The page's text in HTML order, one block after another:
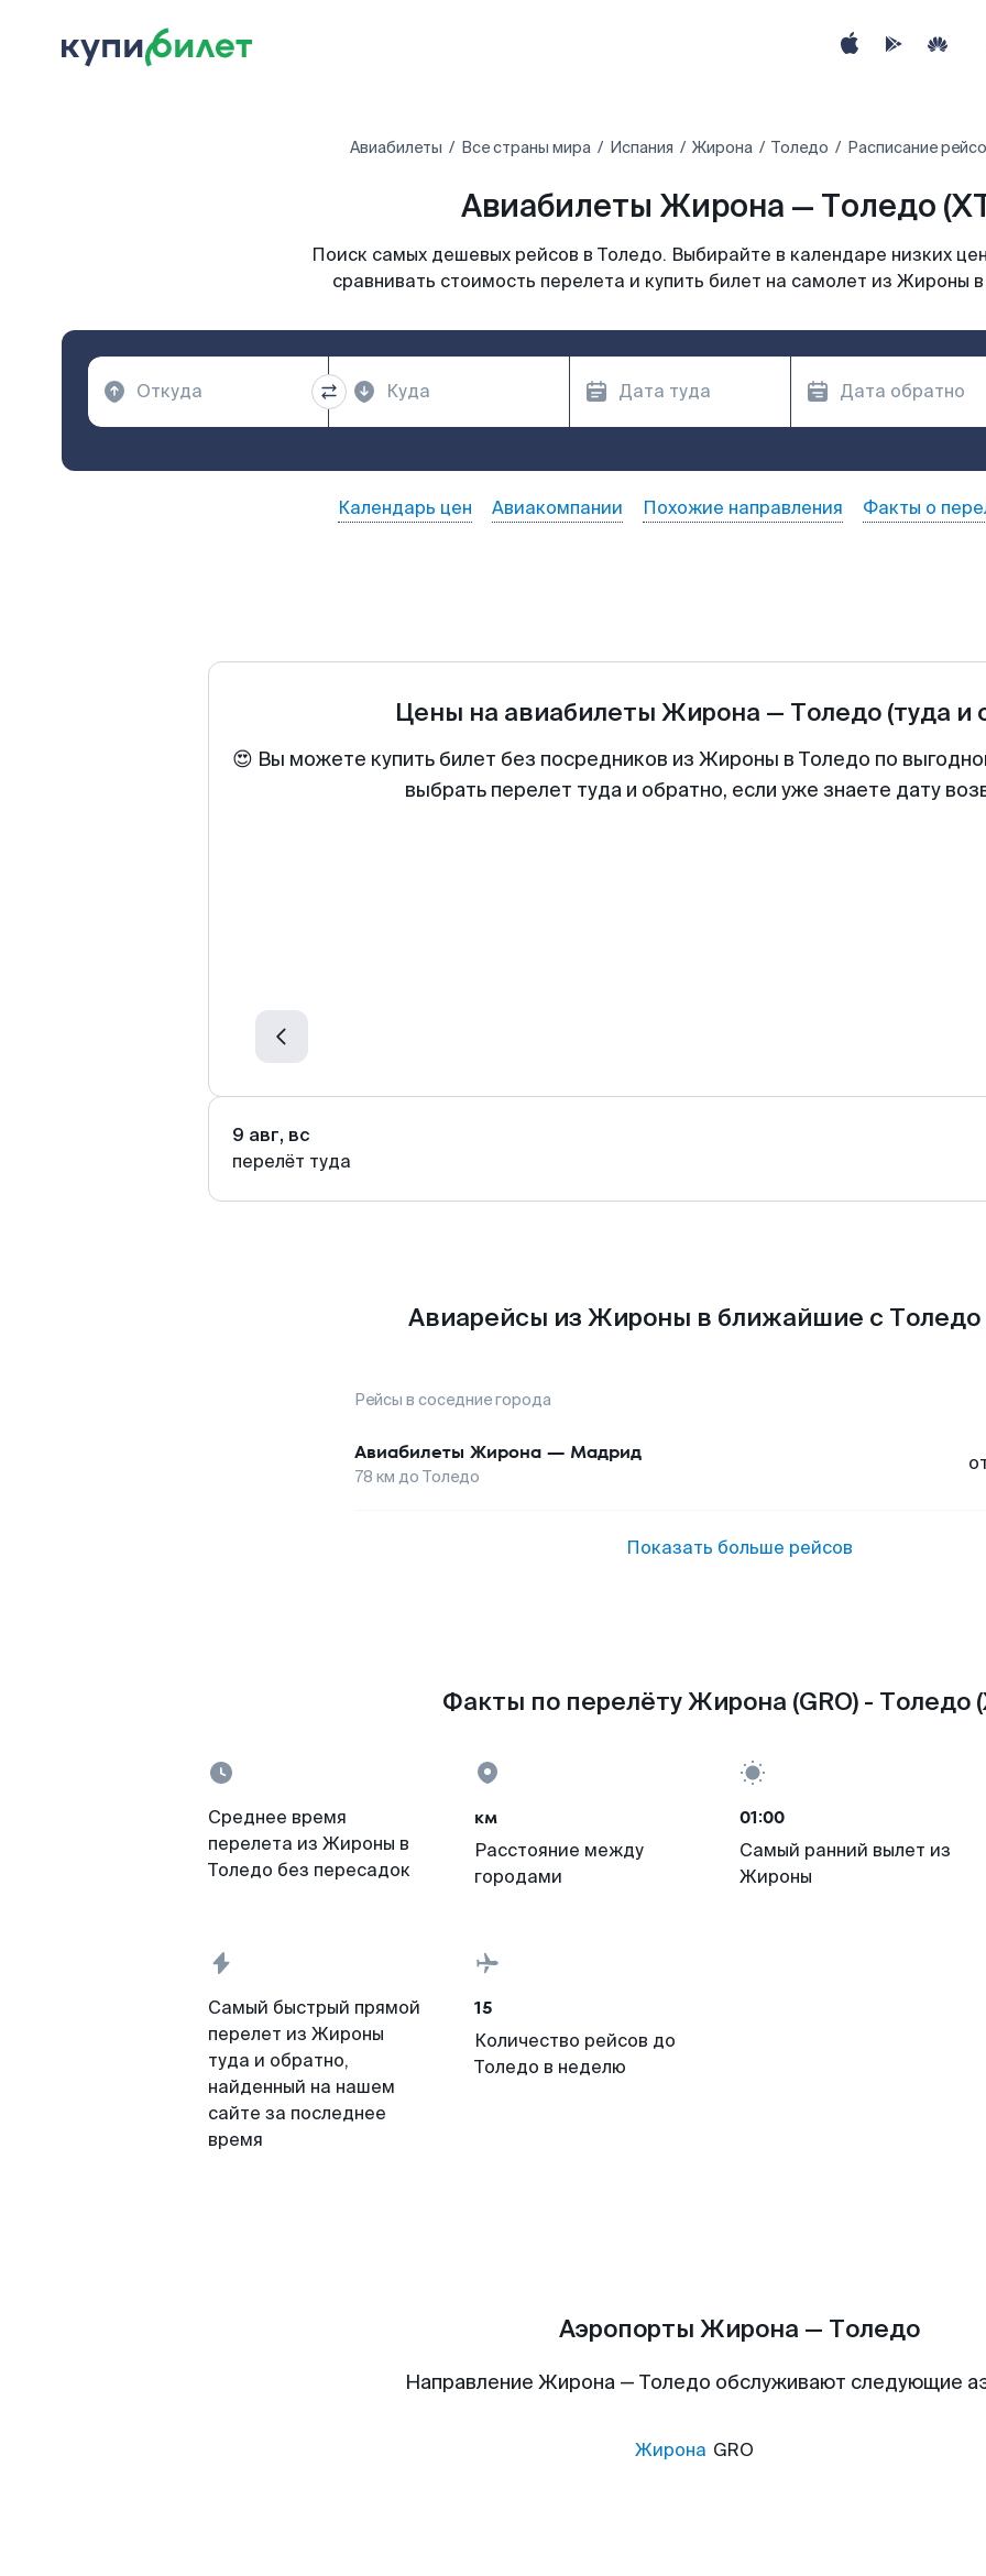
Авиабилеты Все страны мира Испания Жирона Толедо Расписание
Авиабилеты Жирона — Толедо
Поиск самых дешевых рейсов в Толедо. Выбирайте в календаре низких
сравнивать стоимость перелета и купить билет на самолет из Жироны
Календарь цен Авиакомпании Похожие направления Факты о
Цены на авиабилеты Жирона — Толедо (туда и
😍 Вы можете купить билет без посредников из Жироны в Толедо по
выбрать перелет туда и обратно, если уже знаете дату
9 авг, вс
перелёт туда
Авиарейсы из Жироны в ближайшие с Толедо
Рейсы в соседние города
Авиабилеты Жирона — Мадрид
78 км до Толедо
Показать больше рейсов
Факты по перелёту Жирона (GRO) - Толедо
Среднее время
перелета из Жироны в
Толедо без пересадок
км
Расстояние между
городами
01:00
Самый ранний вылет из
Жироны
Самый быстрый прямой
перелет из Жироны
туда и обратно,
найденный на нашем
сайте за последнее
время
15
Количество рейсов до
Толедо в неделю
Аэропорты Жирона — Толедо
Направление Жирона — Толедо обслуживают следующие
Жирона GRO